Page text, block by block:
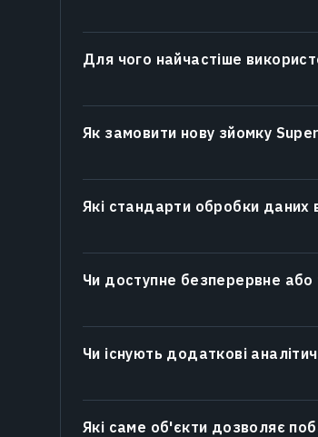
Для чого найчастіше
Як замовити нову зйомку
Які стандарти обробки даних
Чи доступне безперервне
Чи існують додаткові
Які саме об'єкти дозволяє